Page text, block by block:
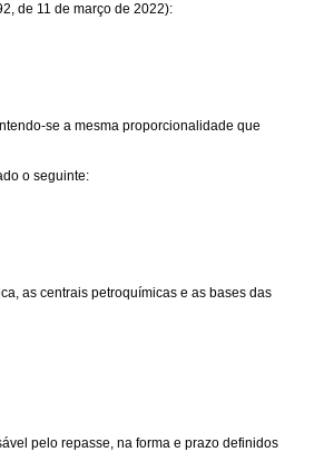
de 11 de março de 2022):
se a mesma proporcionalidade que
o seguinte:
as centrais petroquímicas e as bases das
pelo repasse, na forma e prazo definidos